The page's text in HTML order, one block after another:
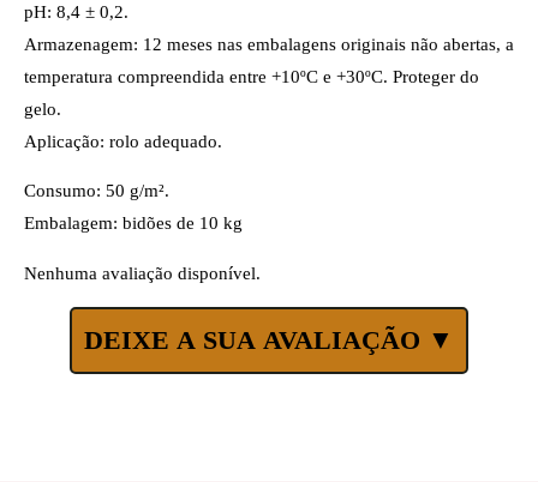
pH: 8,4 ± 0,2.
Armazenagem: 12 meses nas embalagens originais não abertas, a
temperatura compreendida entre +10ºC e +30ºC. Proteger do
gelo.
Aplicação: rolo adequado.
Consumo: 50 g/m².
Embalagem: bidões de 10 kg
Nenhuma avaliação disponível.
DEIXE A SUA AVALIAÇÃO ▼